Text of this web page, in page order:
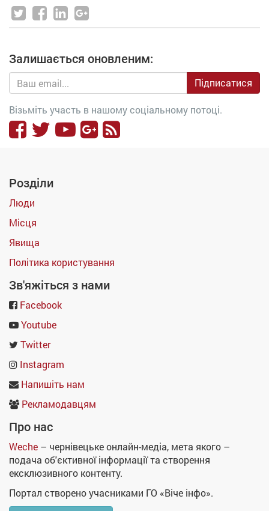
Залишається оновленим:
Підписатися
Візьміть участь в нашому соціальному потоці.
Розділи
Люди
Місця
Явища
Політика користування
Зв'яжіться з нами
Facebook
Youtube
Twitter
Instagram
Напишіть нам
Рекламодавцям
Про нас
Weche – чернівецьке онлайн-медіа, мета якого –
подача об'єктивної інформації та створення
ексклюзивного контенту.
Портал створено учасниками ГО «Віче інфо».